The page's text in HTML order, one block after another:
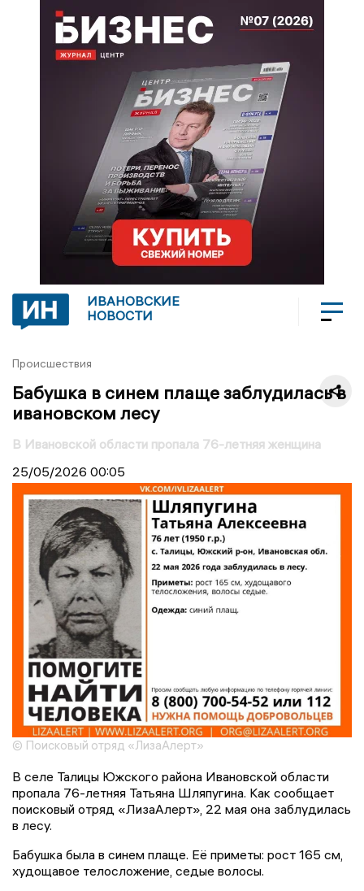
ИВАНОВСКИЕ
НОВОСТИ
Происшествия
Бабушка в синем плаще заблудилась в
ивановском лесу
В Ивановской области пропала 76-летняя женщина
25/05/2026 00:05
© Поисковый отряд «ЛизаАлерт»
В селе Талицы Южского района Ивановской области
пропала 76-летняя Татьяна Шляпугина. Как сообщает
поисковый отряд «ЛизаАлерт», 22 мая она заблудилась
в лесу.
Бабушка была в синем плаще. Её приметы: рост 165 см,
худощавое телосложение, седые волосы.